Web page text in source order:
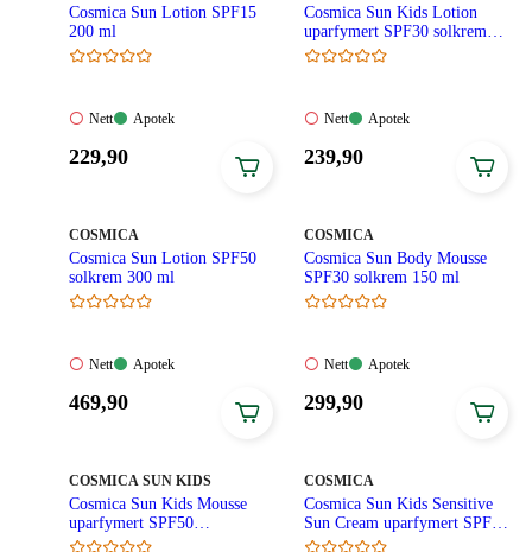
Cosmica Sun Lotion SPF15
200 ml
Nett:
tilgjengelig
Nett
Apotek:
Apotek
Pris:
229,90
Cosmica Sun Kids Lotion
uparfymert SPF30 solkrem
barn 125ml
Nett:
tilgjengelig
Nett
Apotek:
Apotek
Pris:
239,90
MERKE:
COSMICA
Cosmica Sun Lotion SPF50
solkrem 300 ml
Nett:
tilgjengelig
Nett
Apotek:
Apotek
Pris:
469,90
MERKE:
COSMICA
Cosmica Sun Body Mousse
SPF30 solkrem 150 ml
Nett:
tilgjengelig
Nett
Apotek:
Apotek
Pris:
299,90
MERKE:
COSMICA SUN KIDS
Cosmica Sun Kids Mousse
uparfymert SPF50
solbeskyttelse barn 150 ml
MERKE:
COSMICA
Cosmica Sun Kids Sensitive
Sun Cream uparfymert SPF30
100 ml